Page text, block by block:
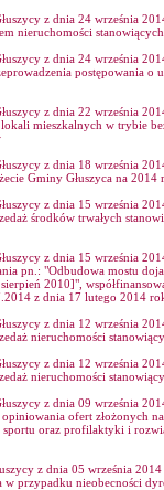
z dnia 24 września
nieruchomości stanowiących
z dnia 24 września
postępowania o
z dnia 22 września
mieszkalnych w trybie
z dnia 18 września
Gminy Głuszyca na 2014
z dnia 15 września
środków trwałych
z dnia 15 września
pn.: "Odbudowa mostu
2010]",
z dnia 17 lutego 2014
z dnia 12 września
nieruchomości
z dnia 12 września
nieruchomości
z dnia 09 września
ofert złożonych
oraz profilaktyki i
z dnia 05 września
w przypadku nieobecności